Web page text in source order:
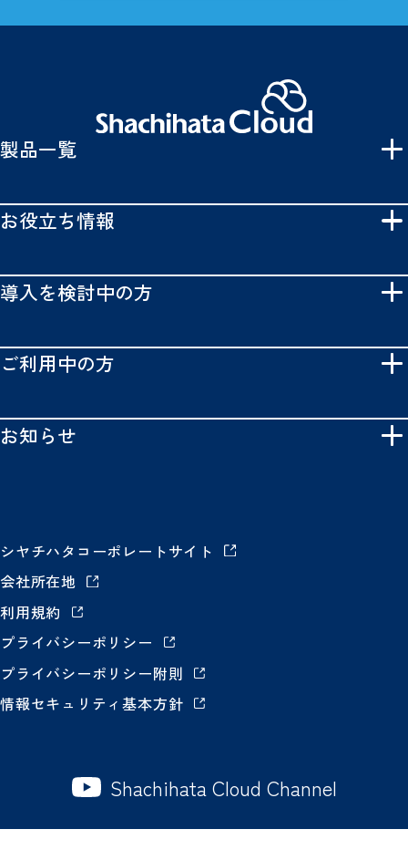
製品一覧
お役立ち情報
導入を検討中の方
ご利用中の方
お知らせ
シヤチハタコーポレートサイト
会社所在地
利用規約
プライバシーポリシー
プライバシーポリシー附則
情報セキュリティ基本方針
Shachihata Cloud Channel